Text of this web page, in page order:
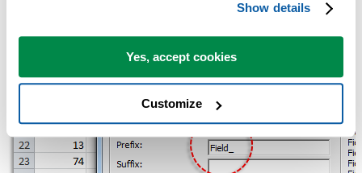
Show details
Yes, accept cookies
Customize